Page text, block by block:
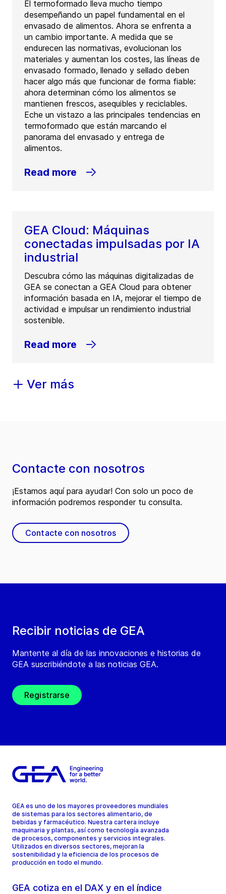
El termoformado lleva mucho tiempo
desempeñando un papel fundamental en el
envasado de alimentos. Ahora se enfrenta a
un cambio importante. A medida que se
endurecen las normativas, evolucionan los
materiales y aumentan los costes, las líneas de
envasado formado, llenado y sellado deben
hacer algo más que funcionar de forma fiable:
ahora determinan cómo los alimentos se
mantienen frescos, asequibles y reciclables.
Eche un vistazo a las principales tendencias en
termoformado que están marcando el
panorama del envasado y entrega de
alimentos.
Read more
GEA Cloud: Máquinas
conectadas impulsadas por IA
industrial
Descubra cómo las máquinas digitalizadas de
GEA se conectan a GEA Cloud para obtener
información basada en IA, mejorar el tiempo de
actividad e impulsar un rendimiento industrial
sostenible.
Read more
Ver más
Recibir noticias de GEA
Mantente al día de las innovaciones e historias de
GEA suscribiéndote a las noticias GEA.
Registrarse
Contacte con nosotros
¡Estamos aquí para ayudar! Con solo un poco de
información podremos responder tu consulta.
Contacte con nosotros
GEA es uno de los mayores proveedores mundiales
de sistemas para los sectores alimentario, de
bebidas y farmacéutico. Nuestra cartera incluye
maquinaria y plantas, así como tecnología avanzada
de procesos, componentes y servicios integrales.
Utilizados en diversos sectores, mejoran la
sostenibilidad y la eficiencia de los procesos de
producción en todo el mundo.
GEA cotiza en el DAX y en el índice